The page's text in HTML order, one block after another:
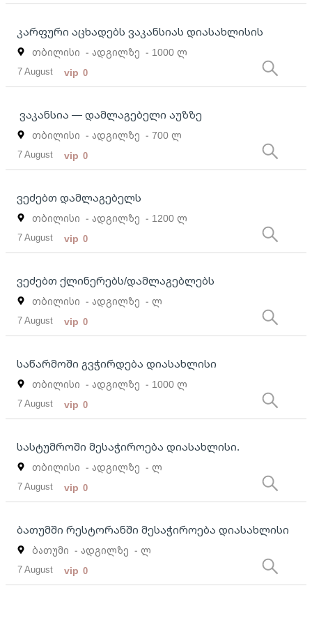
კარფური აცხადებს ვაკანსიას დიასახლისის
თბილისი - ადგილზე - 1000 ლ
7 August vip 0
ვაკანსია — დამლაგებელი აუზზე
თბილისი - ადგილზე - 700 ლ
7 August vip 0
ვეძებთ დამლაგებელს
თბილისი - ადგილზე - 1200 ლ
7 August vip 0
ვეძებთ ქლინერებს/დამლაგებლებს
თბილისი - ადგილზე - ლ
7 August vip 0
საწარმოში გვჭირდება დიასახლისი
თბილისი - ადგილზე - 1000 ლ
7 August vip 0
სასტუმროში მესაჭიროება დიასახლისი.
თბილისი - ადგილზე - ლ
7 August vip 0
ბათუმში რესტორანში მესაჭიროება დიასახლისი
ბათუმი - ადგილზე - ლ
7 August vip 0